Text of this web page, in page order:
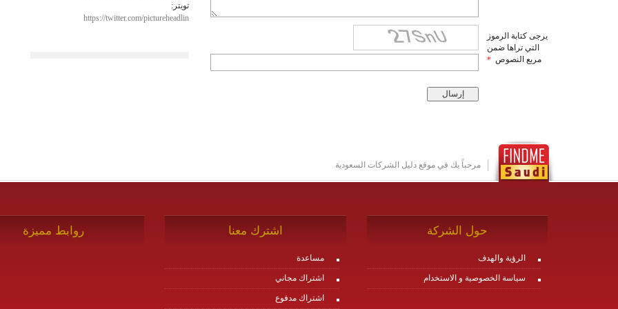
يرجى كتابة الرموز
التي تراها ضمن
مربع النصوص *
تويتر:
https://twitter.com/pictureheadlin
مرحباً بك في موقع دليل الشركات السعودية
حول الشركة
الرؤية والهدف
سياسة الخصوصية و الاستخدام
اشترك معنا
مساعدة
اشتراك مجاني
اشتراك مدفوع
روابط مميزة